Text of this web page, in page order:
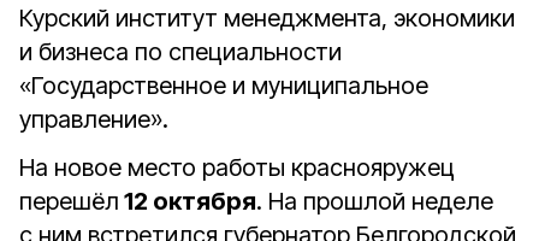
Курский институт менеджмента, экономики
и бизнеса по специальности
«Государственное и муниципальное
управление».
На новое место работы краснояружец
перешёл 12 октября. На прошлой неделе
с ним встретился губернатор Белгородской